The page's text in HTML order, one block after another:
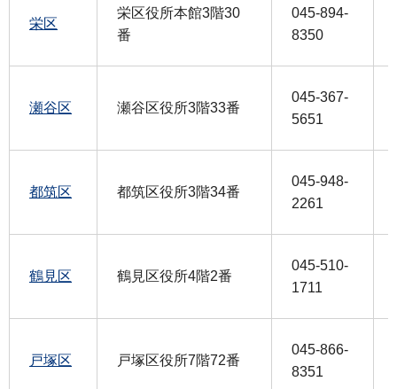
栄区
栄区役所本館3階30
番
045-894-
8350
瀬谷区 瀬谷区役所3階33番
045-367-
5651
都筑区 都筑区役所3階34番
045-948-
2261
鶴見区 鶴見区役所4階2番
045-510-
1711
戸塚区 戸塚区役所7階72番
045-866-
8351